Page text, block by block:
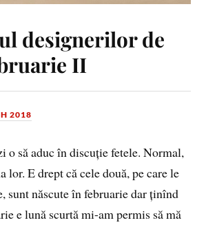
designerilor de
II
2018
o să aduc în discuție fetele. Normal,
lor. E drept că cele două, pe care le
sunt născute în februarie dar ținînd
e lună scurtă mi-am permis să mă